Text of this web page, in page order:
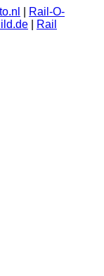
Rail-O-
Rail